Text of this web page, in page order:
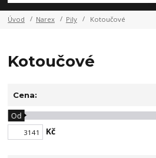
Úvod Narex Pily Kotoučové
Kotoučové
Cena:
Kč
Od